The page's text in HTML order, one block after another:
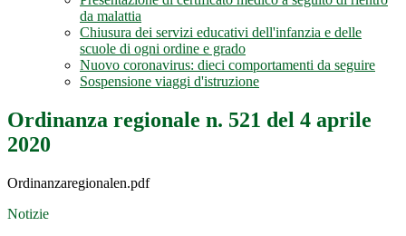
da malattia
Chiusura dei servizi educativi dell'infanzia e delle
scuole di ogni ordine e grado
Nuovo coronavirus: dieci comportamenti da seguire
Sospensione viaggi d'istruzione
Ordinanza regionale n. 521 del 4 aprile
2020
Ordinanzaregionalen.pdf
Notizie